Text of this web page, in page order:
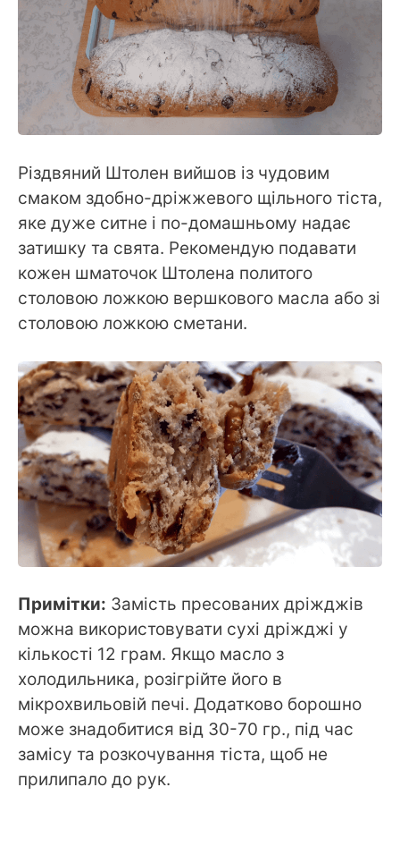
Різдвяний Штолен вийшов із чудовим
смаком здобно-дріжжевого щільного тіста,
яке дуже ситне і по-домашньому надає
затишку та свята. Рекомендую подавати
кожен шматочок Штолена политого
столовою ложкою вершкового масла або зі
столовою ложкою сметани.
Примітки: Замість пресованих дріжджів
можна використовувати сухі дріжджі у
кількості 12 грам. Якщо масло з
холодильника, розігрійте його в
мікрохвильовій печі. Додатково борошно
може знадобитися від 30-70 гр., під час
замісу та розкочування тіста, щоб не
прилипало до рук.